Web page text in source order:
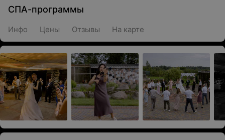
СПА-программы
Инфо Цены Отзывы На карте